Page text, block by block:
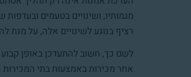
מגמותיו, ושינויים בטעמים
רציף בנוגע לשינויים אלה, על מנת
לשם כך, חשוב להתעדכן באופן
אחר מכירות באמצעות בתי המכירות